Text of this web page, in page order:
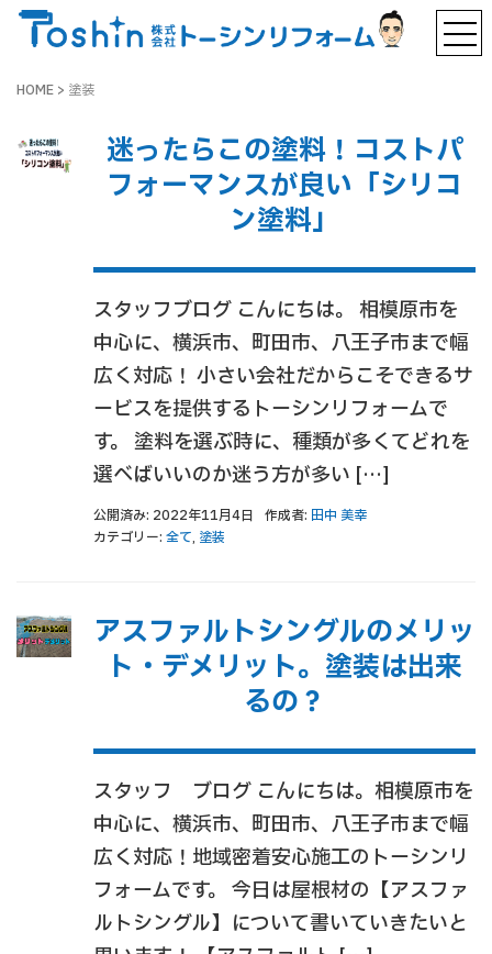
HOME > 塗装
迷ったらこの塗料！コストパ
フォーマンスが良い「シリコ
ン塗料」
スタッフブログ こんにちは。 相模原市を
中心に、横浜市、町田市、八王子市まで幅
広く対応！ 小さい会社だからこそできるサ
ービスを提供するトーシンリフォームで
す。 塗料を選ぶ時に、種類が多くてどれを
選べばいいのか迷う方が多い […]
公開済み: 2022年11月4日 作成者: 田中 美幸
カテゴリー: 全て, 塗装
アスファルトシングルのメリッ
ト・デメリット。塗装は出来
るの？
スタッフ ブログ こんにちは。相模原市を
中心に、横浜市、町田市、八王子市まで幅
広く対応！地域密着安心施工のトーシンリ
フォームです。 今日は屋根材の【アスファ
ルトシングル】について書いていきたいと